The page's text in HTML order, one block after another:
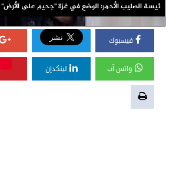
ئيسة الصليب الأحمر: الوضع في غزة "جحيم على الأرض"
فيسبوك
واتس آب لينكدإن